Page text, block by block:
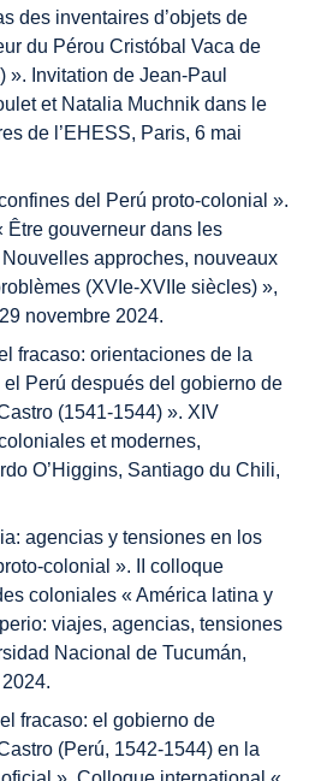
des inventaires d’objets de
du Pérou Cristóbal Vaca de
». Invitation de Jean-Paul
et Natalia Muchnik dans le
de l’EHESS, Paris, 6 mai
del Perú proto-colonial ».
Être gouverneur dans les
approches, nouveaux
(XVIe-XVIIe siècles) »,
novembre 2024.
fracaso: orientaciones de la
Perú después del gobierno de
(1541-1544) ». XIV
et modernes,
O’Higgins, Santiago du Chili,
agencias y tensiones en los
colonial ». II colloque
coloniales « América latina y
viajes, agencias, tensiones
Nacional de Tucumán,
fracaso: el gobierno de
(Perú, 1542-1544) en la